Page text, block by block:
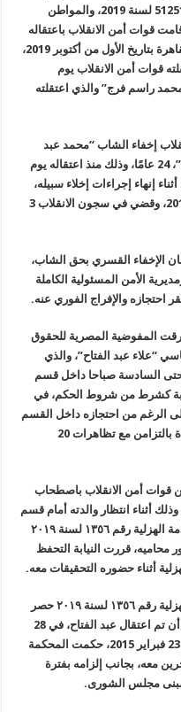
التقدم ببلاغ بشأنه للنائب العام حمل رقم 51251 لسنة 2019، والمواطن
قوات أمن الانقلاب باعتقاله
من محل عمله بمنطقة الموسكي وسط القاهرة بتاريخ اﻷول من أكتوبر 2019،
قوات أمن الانقلاب يوم
راسم فرج” والذي اعتقلته
إخفاء الشاب “محمد عبد
يوم
أثناء إنهاء إجراءات إخلاء سبيله،
من هزلية كان معتقلا على ذمتها منذ عام 2016، وقضي في سجون الانقلاب 3
الإخفاء القسري بحق الشاب،
الأمن المسئولية الكاملة
والإفراج الفوري عنه.
المفوضية المصرية للحقوق
“علاء عبد الفتاح”، والذي
السادسة صباحا داخل قسم
كشرط من شروط الحكم، في
وعلى الرغم من احتجازه داخل القسم
لأدائه فترة المراقبة، تم اتهامه بهزلية جديدة بالتزامن مع تظاهرات 20
من قوات أمن الانقلاب باصطحاب
أثناء انتظار والدته أمام قسم
الدقي، ثم ظهر علاء في اليوم التالي على ذمة الهزلية رقم ١٣٥٦ لسنة ٢٠١٩
محاميه، قررت النيابة التحفظ
أثناء حضوره التحقيقات معه.
وقررت النيابة حبسهما ١٥ يوما على ذمة الهزلية رقم ١٣٥٦ لسنة ٢٠١٩ حصر
أمن دولة، ولا يزال يتم التجديد لهما، وسبق أن تم اعتقال عبد الفتاح، في 28
نوفمبر 2013، وخلال عامين من حبسه، في 23 فبراير 2015، حكمت المحكمة
معه، بجانب إلزامه بفترة
مبنى مجلس الشورى.